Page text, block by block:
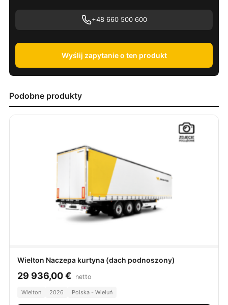
+48 660 500 600
Wyślij zapytanie o ten produkt
Podobne produkty
Wielton Naczepa kurtyna (dach podnoszony)
29 936,00€ netto
Wielton 2026 Polska - Wieluń